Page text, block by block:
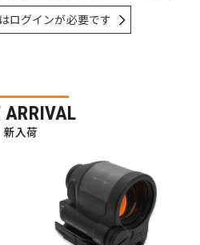
ログインが必要です
ARRIVAL
新入荷